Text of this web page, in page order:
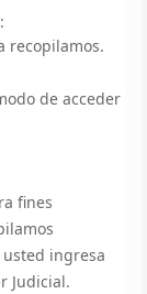
recopilamos.
de acceder
fines
ingresa
Judicial.